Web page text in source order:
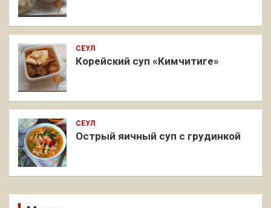
СЕУЛ
Корейский суп «Кимчитиге»
СЕУЛ
Острый яичный суп с грудинкой